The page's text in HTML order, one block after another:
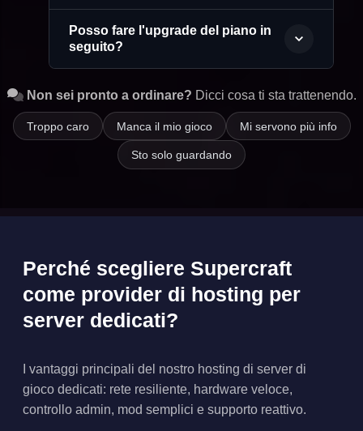
Posso fare l'upgrade del piano in
seguito?
Non sei pronto a ordinare? Dicci cosa ti sta trattenendo.
Troppo caro Manca il mio gioco Mi servono più info
Sto solo guardando
Perché scegliere Supercraft
come provider di hosting per
server dedicati?
I vantaggi principali del nostro hosting di server di
gioco dedicati: rete resiliente, hardware veloce,
controllo admin, mod semplici e supporto reattivo.